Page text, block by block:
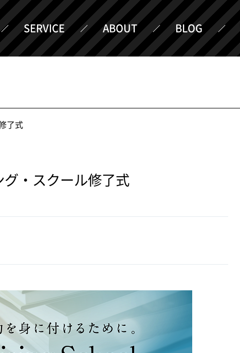
SERVICE ABOUT BLOG
了式
・スクール修了式